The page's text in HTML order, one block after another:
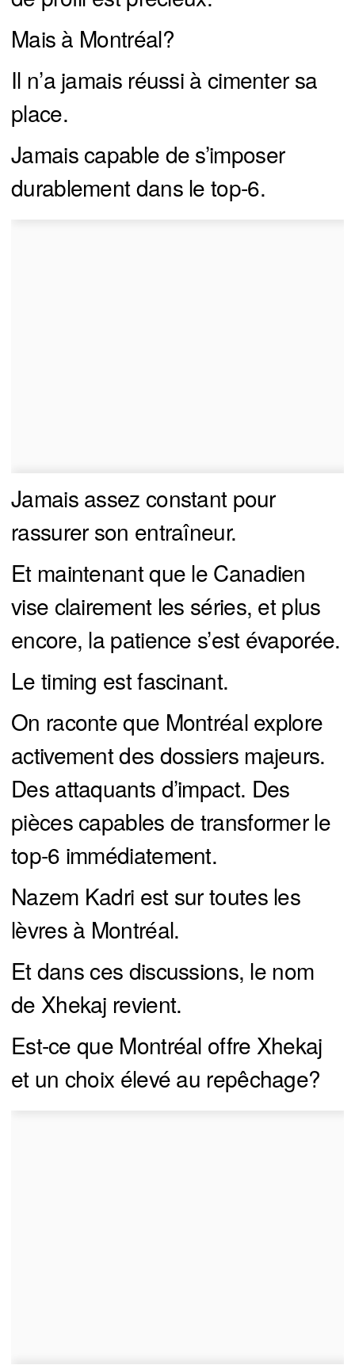
Mais à Montréal?
Il n’a jamais réussi à cimenter sa
place.
Jamais capable de s’imposer
durablement dans le top-6.
Jamais assez constant pour
rassurer son entraîneur.
Et maintenant que le Canadien
vise clairement les séries, et plus
encore, la patience s’est évaporée.
Le timing est fascinant.
On raconte que Montréal explore
activement des dossiers majeurs.
Des attaquants d’impact. Des
pièces capables de transformer le
top-6 immédiatement.
Nazem Kadri est sur toutes les
lèvres à Montréal.
Et dans ces discussions, le nom
de Xhekaj revient.
Est-ce que Montréal offre Xhekaj
et un choix élevé au repêchage?